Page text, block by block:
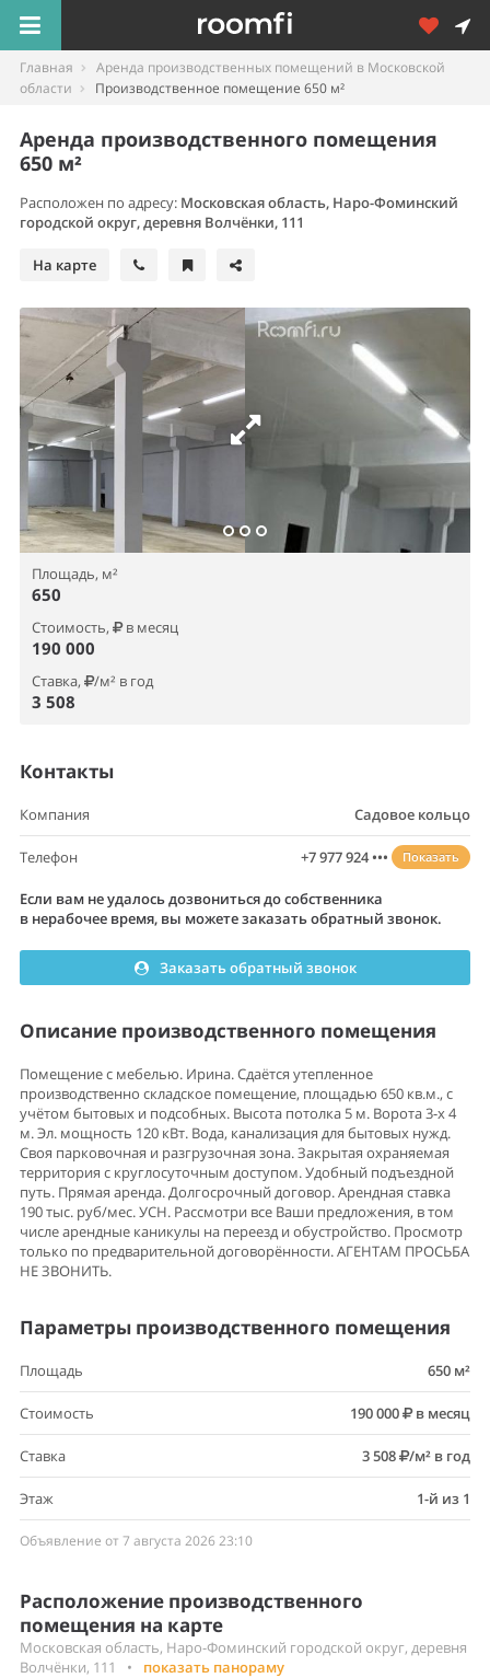
Главная
Аренда производственных помещений в Московской
области
Производственное помещение 650 м²
Аренда производственного помещения
650 м²
Расположен по адресу: Московская область, Наро-Фоминский
городской округ, деревня Волчёнки, 111
На карте
Площадь, м²
650
Стоимость, в месяц
190 000
Ставка, /м² в год
3 508
Контакты
Компания Садовое кольцо
Телефон +7 977 924 ••• Показать
Если вам не удалось дозвониться до собственника
в нерабочее время, вы можете заказать обратный звонок.
Заказать обратный звонок
Описание производственного помещения
Помещение с мебелью. Ирина. Сдаётся утепленное
производственно складское помещение, площадью 650 кв.м., с
учётом бытовых и подсобных. Высота потолка 5 м. Ворота 3-х 4
м. Эл. мощность 120 кВт. Вода, канализация для бытовых нужд.
Своя парковочная и разгрузочная зона. Закрытая охраняемая
территория с круглосуточным доступом. Удобный подъездной
путь. Прямая аренда. Долгосрочный договор. Арендная ставка
190 тыс. руб/мес. УСН. Рассмотри все Ваши предложения, в том
числе арендные каникулы на переезд и обустройство. Просмотр
только по предварительной договорённости. АГЕНТАМ ПРОСЬБА
НЕ ЗВОНИТЬ.
Параметры производственного помещения
Площадь 650 м²
Стоимость 190 000 в месяц
Ставка 3 508 /м² в год
Этаж 1-й из 1
Объявление от 7 августа 2026 23:10
Расположение производственного
помещения на карте
Московская область, Наро-Фоминский городской округ, деревня
Волчёнки, 111
• показать панораму